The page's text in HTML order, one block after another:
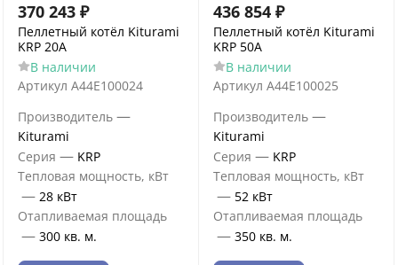
370 243 ₽
Пеллетный котёл Kiturami
KRP 20А
В наличии
Артикул A44E100024
Производитель —
Kiturami
Серия — KRP
Тепловая мощность, кВт
— 28 кВт
Отапливаемая площадь
— 300 кв. м.
436 854 ₽
Пеллетный котёл Kiturami
KRP 50A
В наличии
Артикул A44E100025
Производитель —
Kiturami
Серия — KRP
Тепловая мощность, кВт
— 52 кВт
Отапливаемая площадь
— 350 кв. м.